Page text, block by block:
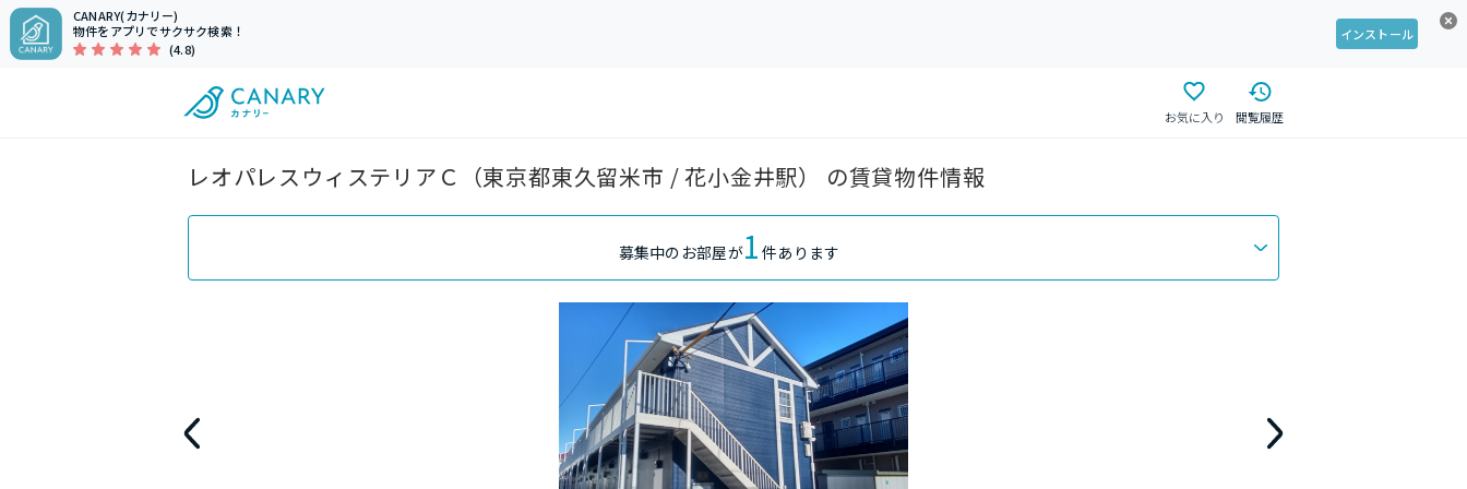
CANARY(カナリー)
物件をアプリでサクサク検索！
(4.8)
インストール
お気に入り 閲覧履歴
レオパレスウィステリアＣ（東京都東久留米市 / 花小金井駅） の賃貸物件情報
募集中のお部屋が1 件あります